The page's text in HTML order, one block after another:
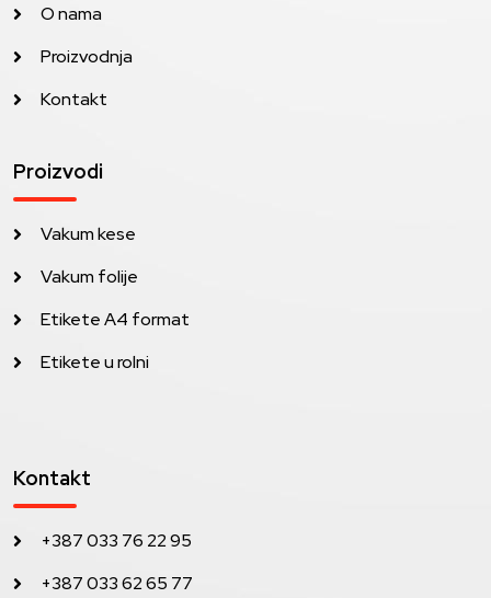
O nama
Proizvodnja
Kontakt
Proizvodi
Vakum kese
Vakum folije
Etikete A4 format
Etikete u rolni
Kontakt
+387 033 76 22 95
+387 033 62 65 77